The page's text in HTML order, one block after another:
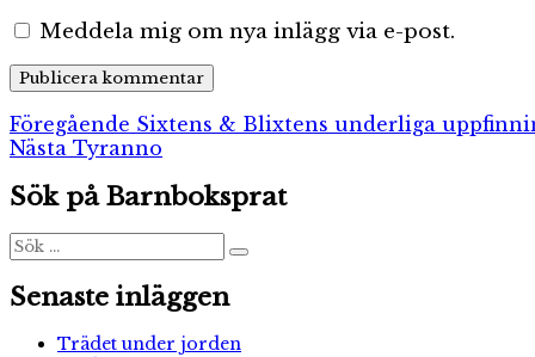
Meddela mig om nya inlägg via e-post.
Inläggsnavigering
Föregående Föregående
inlägg:
Sixtens & Blixtens underliga
Nästa Nästa
Tyranno
Sök på Barnboksprat
Sök
efter:
Sök
Senaste inläggen
Trädet under jorden